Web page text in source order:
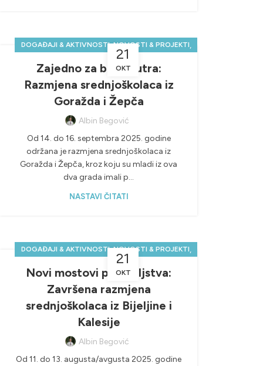
21
OKT
DOGAĐAJI & AKTIVNOSTI,NOVOSTI & PROJEKTI,
POZITIVNE SREDNJOŠKOLSKE PRIČE
Zajedno za bolje sutra:
Razmjena srednjoškolaca iz
Goražda i Žepča
Albin Begović
Od 14. do 16. septembra 2025. godine
održana je razmjena srednjoškolaca iz
Goražda i Žepča, kroz koju su mladi iz ova
dva grada imali p...
NASTAVI ČITATI
21
OKT
DOGAĐAJI & AKTIVNOSTI,NOVOSTI & PROJEKTI,
POZITIVNE SREDNJOŠKOLSKE PRIČE
Novi mostovi prijateljstva:
Završena razmjena
srednjoškolaca iz Bijeljine i
Kalesije
Albin Begović
Od 11. do 13. augusta/avgusta 2025. godine